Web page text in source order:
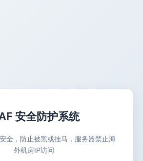
安全防护系统
全，防止被黑或挂马，服务器禁止海
外机房IP访问